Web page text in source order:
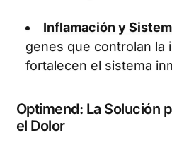
Inflamación y
genes que controlan la
fortalecen el sistema
Optimend: La Solución
el Dolor